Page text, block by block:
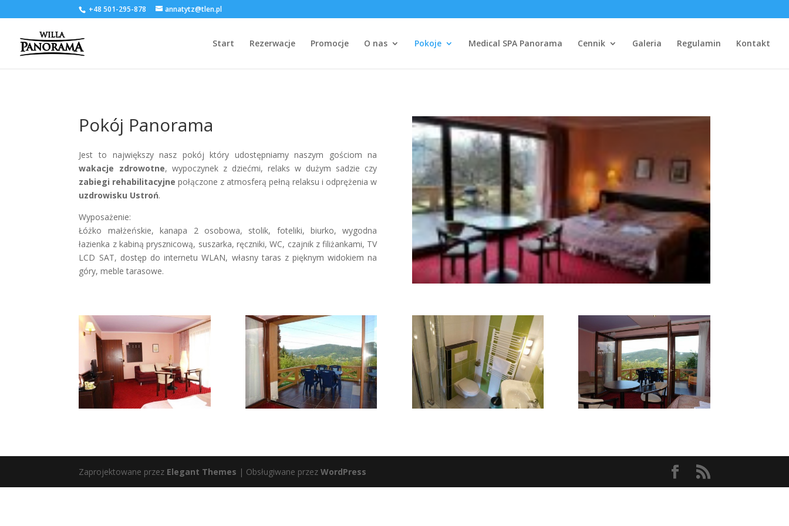
+48 501-295-878 annatytz@tlen.pl
Start Rezerwacje Promocje O nas Pokoje Medical SPA Panorama Cennik Galeria Regulamin Kontakt
Pokój Panorama
Jest to największy nasz pokój który udostępniamy naszym gościom na
wakacje zdrowotne, wypoczynek z dziećmi, relaks w dużym sadzie czy
zabiegi rehabilitacyjne połączone z atmosferą pełną relaksu i odprężenia w
uzdrowisku Ustroń.
Wyposażenie:
Łóżko małżeńskie, kanapa 2 osobowa, stolik, foteliki, biurko, wygodna
łazienka z kabiną prysznicową, suszarka, ręczniki, WC, czajnik z filiżankami, TV
LCD SAT, dostęp do internetu WLAN, własny taras z pięknym widokiem na
góry, meble tarasowe.
Zaprojektowane przez Elegant Themes | Obsługiwane przezWordPress